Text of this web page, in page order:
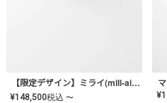
【限定デザイン】ミライ(mill-ai)リング
¥148,500税込 〜 ¥